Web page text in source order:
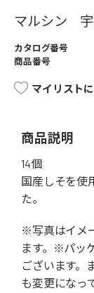
マルシン 宇
カタログ番号
商品番号
マイリスト
商品説明
14個
国産しそを使
た。
※写真はイメ
ます。※パッ
ございます。
も変更になっ